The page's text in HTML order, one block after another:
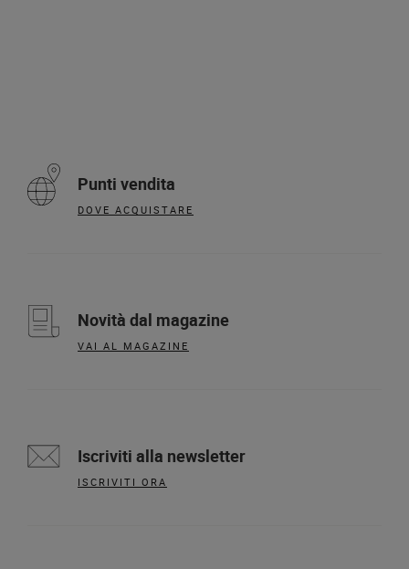
Punti vendita
DOVE ACQUISTARE
Novità dal magazine
VAI AL MAGAZINE
Iscriviti alla newsletter
ISCRIVITI ORA